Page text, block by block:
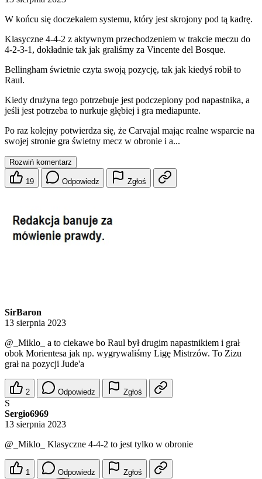
W końcu się doczekałem systemu, który jest skrojony pod tą kadrę.
Klasyczne 4-4-2 z aktywnym przechodzeniem w trakcie meczu do
4-2-3-1, dokładnie tak jak graliśmy za Vincente del Bosque.
Bellingham świetnie czyta swoją pozycję, tak jak kiedyś robił to
Raul.
Kiedy drużyna tego potrzebuje jest podczepiony pod napastnika, a
jeśli jest potrzeba to nurkuje głębiej i gra mediapunte.
Po raz kolejny potwierdza się, że Carvajal mając realne wsparcie na
swojej stronie gra świetny mecz w obronie i a...
Rozwiń komentarz
19 Odpowiedz Zgłoś
SirBaron
13 sierpnia 2023
@_Miklo_
a to ciekawe bo Raul był drugim napastnikiem i grał
obok Morientesa jak np. wygrywaliśmy Ligę Mistrzów. To Zizu
grał na pozycji Jude'a
2 Odpowiedz Zgłoś
S
Sergio6969
13 sierpnia 2023
@_Miklo_
Klasyczne 4-4-2 to jest tylko w obronie
1 Odpowiedz Zgłoś